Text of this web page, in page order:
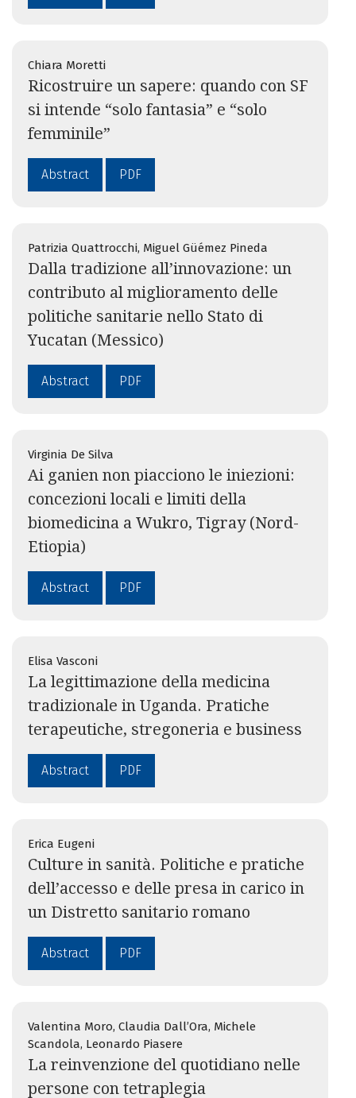
Chiara Moretti
Ricostruire un sapere: quando con SF
si intende “solo fantasia” e “solo
femminile”
Abstract PDF
Patrizia Quattrocchi, Miguel Güémez Pineda
Dalla tradizione all’innovazione: un
contributo al miglioramento delle
politiche sanitarie nello Stato di
Yucatan (Messico)
Abstract PDF
Virginia De Silva
Ai ganien non piacciono le iniezioni:
concezioni locali e limiti della
biomedicina a Wukro, Tigray (Nord-
Etiopia)
Abstract PDF
Elisa Vasconi
La legittimazione della medicina
tradizionale in Uganda. Pratiche
terapeutiche, stregoneria e business
Abstract PDF
Erica Eugeni
Culture in sanità. Politiche e pratiche
dell’accesso e delle presa in carico in
un Distretto sanitario romano
Abstract PDF
Valentina Moro, Claudia Dall’Ora, Michele
Scandola, Leonardo Piasere
La reinvenzione del quotidiano nelle
persone con tetraplegia